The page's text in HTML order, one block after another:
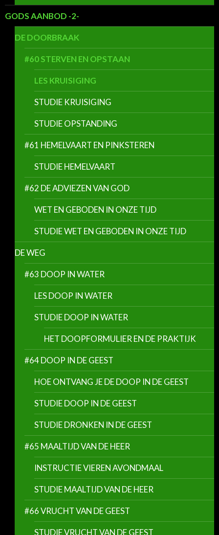
GODS AANBOD -2-
DE DOORBRAAK
#60 STERVEN EN OPSTAAN
LES KRUISIGING
STUDIE KRUISIGING
STUDIE OPSTANDING
#61 HEMELVAART EN PINKSTEREN
STUDIE HEMELVAART
#62 DE ADVIEZEN VAN GOD
WET EN GEBODEN IN ONZE TIJD
STUDIE WET EN GEBODEN IN ONZE TIJD
DE WEG
#63 DOOP IN WATER
LES DOOP IN WATER
STUDIE DOOP IN WATER
HET DOOPFORMULIER EN DE PRAKTIJK
#64 DOOP IN DE GEEST
HOE ONTVANG JE DE DOOP IN DE GEEST
STUDIE DOOP IN DE GEEST
STUDIE DRONKEN IN DE GEEST
#65 MAALTIJD VAN DE HEER
INSTRUCTIE VIEREN AVONDMAAL
STUDIE MAALTIJD VAN DE HEER
#66 VRUCHT VAN DE GEEST
STUDIE VRUCHT VAN DE GEEST